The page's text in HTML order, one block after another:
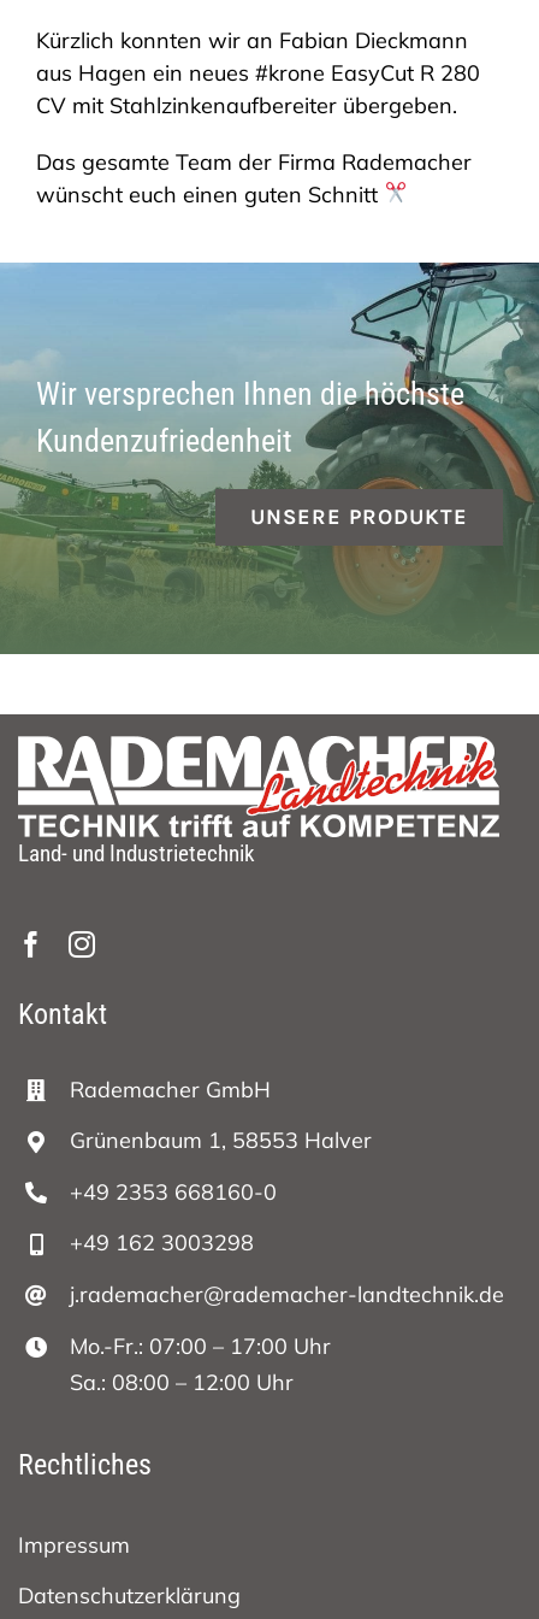
SHOP
Kürzlich konnten wir an Fabian Dieckmann
aus Hagen ein neues #krone EasyCut R 280
CV mit Stahlzinkenaufbereiter übergeben.
Das gesamte Team der Firma Rademacher
wünscht euch einen guten Schnitt
Wir versprechen Ihnen die höchste
Kundenzufriedenheit
UNSERE PRODUKTE
Land- und Industrietechnik
Kontakt
Rademacher GmbH
Grünenbaum 1, 58553 Halver
+49 2353 668160-0
+49 162 3003298
j.rademacher@rademacher-landtechnik.de
Mo.-Fr.: 07:00 – 17:00 Uhr
Sa.: 08:00 – 12:00 Uhr
Rechtliches
Impressum
Datenschutzerklärung